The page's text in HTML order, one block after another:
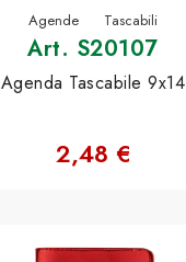
Agende Tascabili
Art. S20107
Agenda Tascabile 9x14
2,48 €